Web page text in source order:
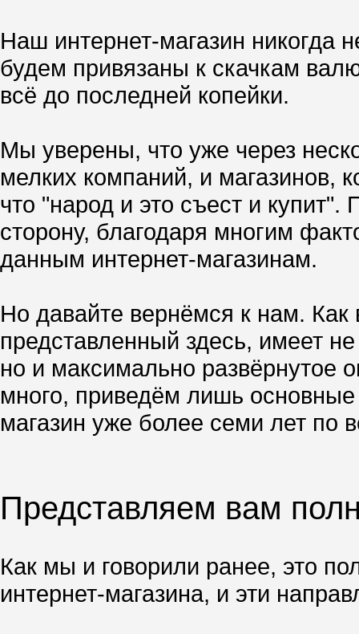
Наш интернет-магазин никогда
будем привязаны к скачкам
всё до последней копейки.
Мы уверены, что уже через
мелких компаний, и магазинов,
что "народ и это съест и
сторону, благодаря многим
данным интернет-магазинам.
Но давайте вернёмся к нам. Как
представленный здесь, имеет
но и максимально развёрнутое
много, приведём лишь
магазин уже более семи лет по
Представляем вам
Как мы и говорили ранее, это
интернет-магазина, и эти